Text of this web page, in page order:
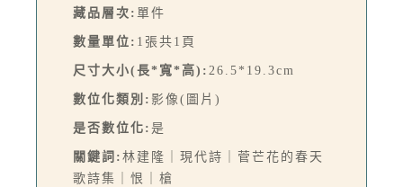
藏品層次: 單件
數量單位: 1張共1頁
尺寸大小(長*寬*高): 26.5*19.3cm
數位化類別: 影像(圖片)
是否數位化: 是
關鍵詞: 林建隆｜現代詩｜菅芒花的春天
歌詩集｜恨｜槍